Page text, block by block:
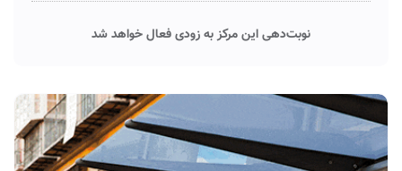
نوبت‌دهی این مرکز به زودی فعال خواهد شد